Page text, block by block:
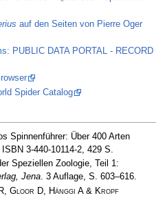
auf den Seiten von Pierre Oger
PUBLIC DATA PORTAL - RECORD
Spider Catalog
Spinnenführer: Über 400 Arten
3-440-10114-2, 429 S.
Speziellen Zoologie, Teil 1:
Jena. 3 Auflage, S. 603–616.
Gloor D, Hänggi A & Kropf